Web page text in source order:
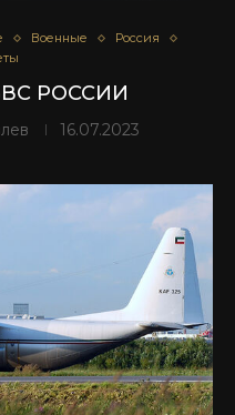
Военные
Россия
РОССИИ
16.07.2023